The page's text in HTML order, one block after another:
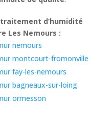
d’humidité
Les Nemours :
nemours
montcourt-fromonville
fay-les-nemours
bagneaux-sur-loing
ormesson